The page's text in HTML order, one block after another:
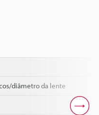
diâmetro da lente